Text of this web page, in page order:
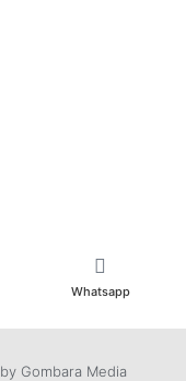
Whatsapp
Gombara Media